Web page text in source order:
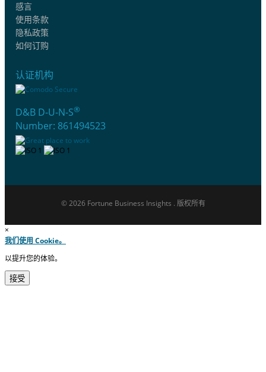
感言
使用条款
隐私政策
如何订购
认证机构
D&B D-U-N-S®
Number: 861494523
© 2026 Fortune Business Insights . 版权所有
×
我们使用 Cookie。
以提升您的体验。
接受